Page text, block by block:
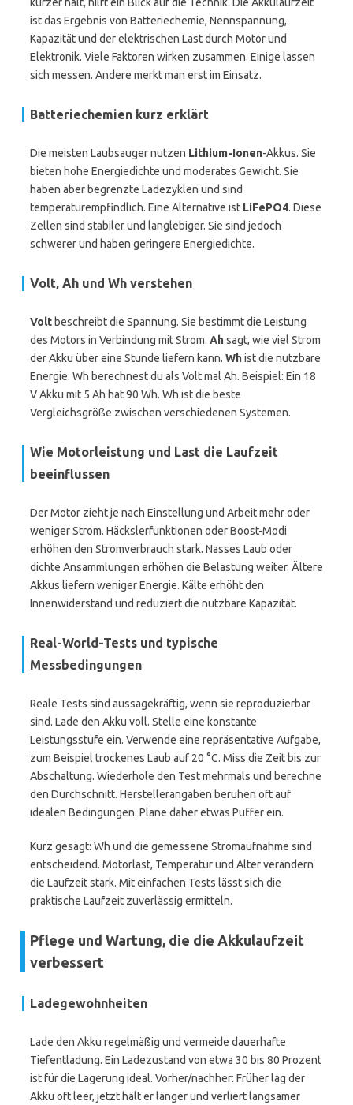
ist das Ergebnis von Batteriechemie, Nennspannung,
Kapazität und der elektrischen Last durch Motor und
Elektronik. Viele Faktoren wirken zusammen. Einige lassen
sich messen. Andere merkt man erst im Einsatz.
Batteriechemien kurz erklärt
Die meisten Laubsauger nutzen Lithium-Ionen-Akkus. Sie
bieten hohe Energiedichte und moderates Gewicht. Sie
haben aber begrenzte Ladezyklen und sind
temperaturempfindlich. Eine Alternative ist LiFePO4. Diese
Zellen sind stabiler und langlebiger. Sie sind jedoch
schwerer und haben geringere Energiedichte.
Volt, Ah und Wh verstehen
Volt beschreibt die Spannung. Sie bestimmt die Leistung
des Motors in Verbindung mit Strom. Ahsagt, wie viel Strom
der Akku über eine Stunde liefern kann. Whist die nutzbare
Energie. Wh berechnest du als Volt mal Ah. Beispiel: Ein 18
V Akku mit 5 Ah hat 90 Wh. Wh ist die beste
Vergleichsgröße zwischen verschiedenen Systemen.
Wie Motorleistung und Last die Laufzeit
beeinflussen
Der Motor zieht je nach Einstellung und Arbeit mehr oder
weniger Strom. Häckslerfunktionen oder Boost-Modi
erhöhen den Stromverbrauch stark. Nasses Laub oder
dichte Ansammlungen erhöhen die Belastung weiter. Ältere
Akkus liefern weniger Energie. Kälte erhöht den
Innenwiderstand und reduziert die nutzbare Kapazität.
Real-World-Tests und typische
Messbedingungen
Reale Tests sind aussagekräftig, wenn sie reproduzierbar
sind. Lade den Akku voll. Stelle eine konstante
Leistungsstufe ein. Verwende eine repräsentative Aufgabe,
zum Beispiel trockenes Laub auf 20 °C. Miss die Zeit bis zur
Abschaltung. Wiederhole den Test mehrmals und berechne
den Durchschnitt. Herstellerangaben beruhen oft auf
idealen Bedingungen. Plane daher etwas Puffer ein.
Kurz gesagt: Wh und die gemessene Stromaufnahme sind
entscheidend. Motorlast, Temperatur und Alter verändern
die Laufzeit stark. Mit einfachen Tests lässt sich die
praktische Laufzeit zuverlässig ermitteln.
Pflege und Wartung, die die Akkulaufzeit
verbessert
Ladegewohnheiten
Lade den Akku regelmäßig und vermeide dauerhafte
Tiefentladung. Ein Ladezustand von etwa 30 bis 80 Prozent
ist für die Lagerung ideal. Vorher/nachher: Früher lag der
Akku oft leer, jetzt hält er länger und verliert langsamer